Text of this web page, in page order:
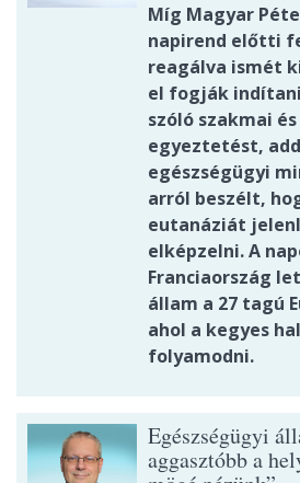
Míg Magyar
napirend előtti
reagálva ismét
el fogják
szóló szakmai
egyeztetést,
egészségügyi
arról beszélt,
eutanáziát
elképzelni. A
Franciaország
állam a 27 tagú
ahol a kegyes
folyamodni.
Egészségügyi
aggasztóbb a